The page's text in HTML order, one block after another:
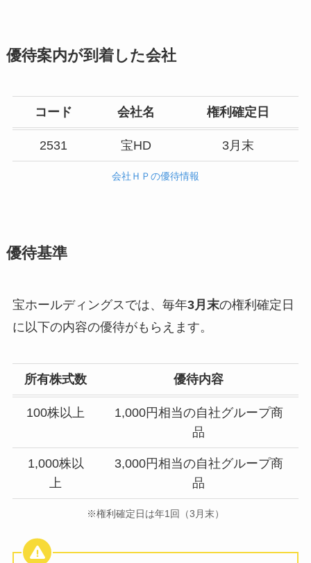
優待案内が到着した会社
コード 会社名 権利確定日
2531 宝HD 3月末
会社ＨＰの優待情報
優待基準
宝ホールディングスでは、毎年3月末の権利確定日
に以下の内容の優待がもらえます。
所有株式数 優待内容
100株以上
1,000円相当の自社グループ商
品
1,000株以
上
3,000円相当の自社グループ商
品
※権利確定日は年1回（3月末）